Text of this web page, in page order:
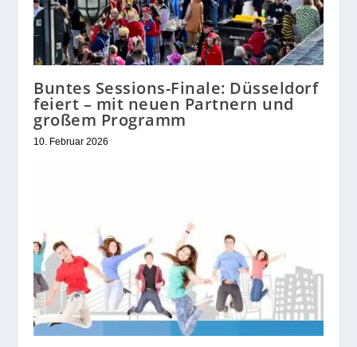
Buntes Sessions-Finale: Düsseldorf
feiert – mit neuen Partnern und
großem Programm
10. Februar 2026